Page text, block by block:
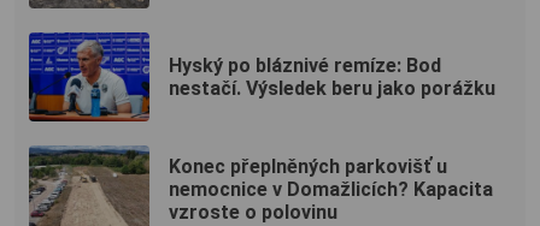
Hyský po bláznivé remíze: Bod
nestačí. Výsledek beru jako porážku
Konec přeplněných parkovišť u
nemocnice v Domažlicích? Kapacita
vzroste o polovinu